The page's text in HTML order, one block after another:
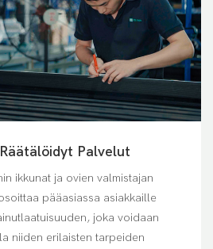
Palvelut
ikkunat ja ovien valmistajan
pääasiassa asiakkaille
joka voidaan
niiden erilaisten tarpeiden